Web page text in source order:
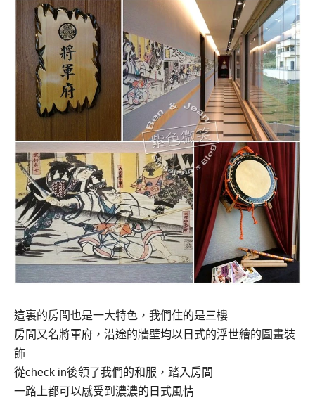
這裏的房間也是一大特色，我們住的是三樓
房間又名將軍府，沿途的牆壁均以日式的浮世繪的圖畫裝
飾
從check in後領了我們的和服，踏入房間
一路上都可以感受到濃濃的日式風情